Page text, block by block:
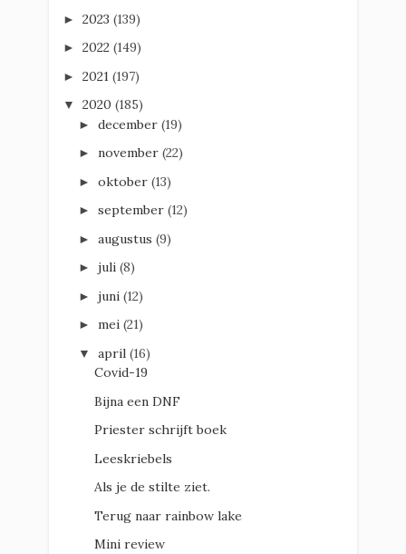
► 2023 (139)
► 2022 (149)
► 2021 (197)
▼ 2020 (185)
► december (19)
► november (22)
► oktober (13)
► september (12)
► augustus (9)
► juli (8)
► juni (12)
► mei (21)
▼ april (16)
Covid-19
Bijna een DNF
Priester schrijft boek
Leeskriebels
Als je de stilte ziet.
Terug naar rainbow lake
Mini review